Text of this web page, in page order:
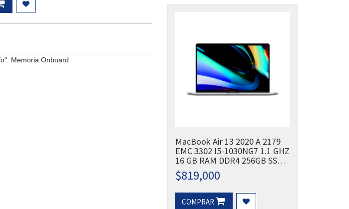
Memoria Onboard.
MacBook Air 13 2020 A 2179
EMC 3302 I5-1030NG7 1.1 GHZ
16 GB RAM DDR4 256GB SSD
NVMe
$819,000
COMPRAR